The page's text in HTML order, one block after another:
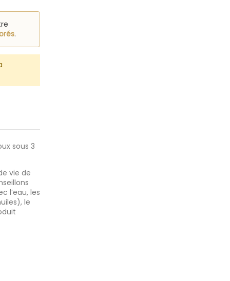
.
sous 3
vie de
l’eau, les
le